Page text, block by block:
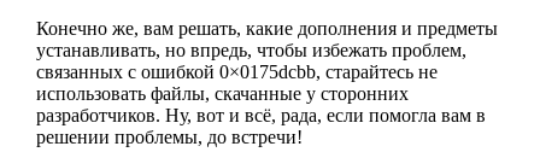
Конечно же, вам решать, какие дополнения и предметы
устанавливать, но впредь, чтобы избежать проблем,
связанных с ошибкой 0×0175dcbb, старайтесь не
использовать файлы, скачанные у сторонних
разработчиков. Ну, вот и всё, рада, если помогла вам в
решении проблемы, до встречи!